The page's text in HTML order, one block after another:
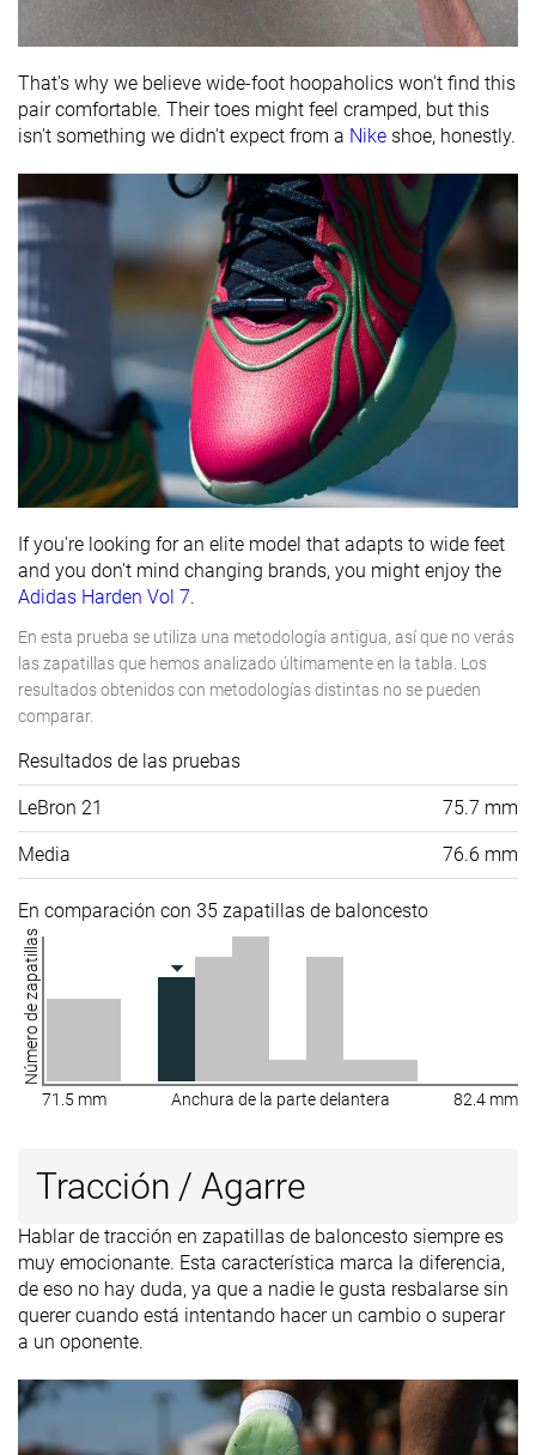
That's why we believe wide-foot hoopaholics won't find this
pair comfortable. Their toes might feel cramped, but this
isn't something we didn't expect from a Nike shoe, honestly.
If you're looking for an elite model that adapts to wide feet
and you don't mind changing brands, you might enjoy the
Adidas Harden Vol 7.
En esta prueba se utiliza una metodología antigua, así que no verás
las zapatillas que hemos analizado últimamente en la tabla. Los
resultados obtenidos con metodologías distintas no se pueden
comparar.
Resultados de las pruebas
LeBron 21 75.7 mm
Media 76.6 mm
En comparación con 35 zapatillas de baloncesto
Número de zapatillas
71.5 mm Anchura de la parte delantera 82.4 mm
Tracción / Agarre
Hablar de tracción en zapatillas de baloncesto siempre es
muy emocionante. Esta característica marca la diferencia,
de eso no hay duda, ya que a nadie le gusta resbalarse sin
querer cuando está intentando hacer un cambio o superar
a un oponente.